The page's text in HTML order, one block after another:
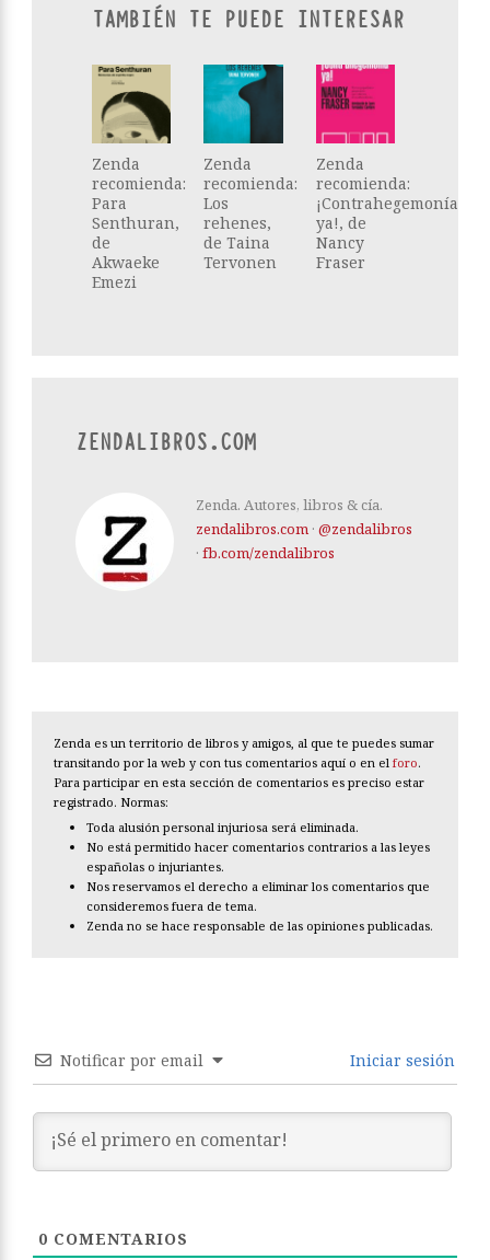
TAMBIÉN TE PUEDE INTERESAR
Zenda
recomienda:
Para
Senthuran,
de
Akwaeke
Emezi
Zenda
recomienda:
Los
rehenes,
de Taina
Tervonen
Zenda
recomienda:
¡Contrahegemonía
ya!, de
Nancy
Fraser
ZENDALIBROS.COM
Zenda. Autores, libros & cía.
zendalibros.com · @zendalibros
· fb.com/zendalibros
Zenda es un territorio de libros y amigos, al que te puedes sumar
transitando por la web y con tus comentarios aquí o en el foro.
Para participar en esta sección de comentarios es preciso estar
registrado. Normas:
Toda alusión personal injuriosa será eliminada.
No está permitido hacer comentarios contrarios a las leyes
españolas o injuriantes.
Nos reservamos el derecho a eliminar los comentarios que
consideremos fuera de tema.
Zenda no se hace responsable de las opiniones publicadas.
Notificar por email Iniciar sesión
0 COMENTARIOS